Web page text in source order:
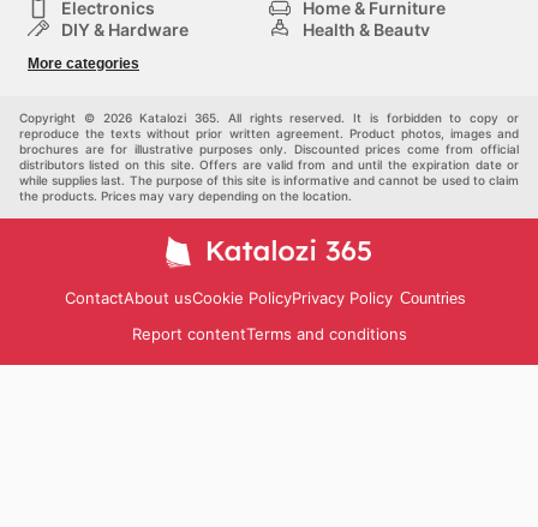
Electronics
Home & Furniture
DIY & Hardware
Health & Beauty
Kids
More categories
Copyright © 2026 Katalozi 365. All rights reserved. It is forbidden to copy or
reproduce the texts without prior written agreement. Product photos, images and
brochures are for illustrative purposes only. Discounted prices come from official
distributors listed on this site. Offers are valid from and until the expiration date or
while supplies last. The purpose of this site is informative and cannot be used to claim
the products. Prices may vary depending on the location.
ContactAbout usCookie PolicyPrivacy Policy Countries
Report contentTerms and conditions